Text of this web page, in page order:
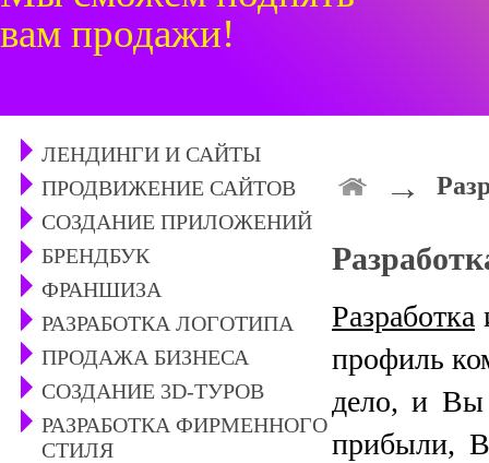
вам продажи!
→
Разработка
профиль
дело, и Вы
прибыли,
ЛЕНДИНГИ И САЙТЫ
ПРОДВИЖЕНИЕ САЙТОВ
СОЗДАНИЕ ПРИЛОЖЕНИЙ
БРЕНДБУК
ФРАНШИЗА
РАЗРАБОТКА ЛОГОТИПА
ПРОДАЖА БИЗНЕСА
СОЗДАНИЕ 3D-ТУРОВ
РАЗРАБОТКА ФИРМЕННОГО
СТИЛЯ